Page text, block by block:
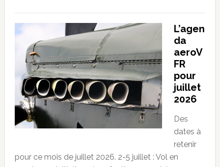
L’agen
da
aeroV
FR
pour
juillet
2026
Des
dates à
retenir
pour ce mois de juillet 2026. 2-5 juillet : Vol en